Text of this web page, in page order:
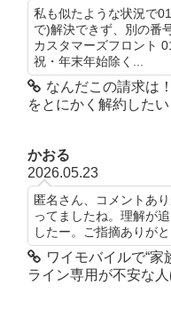
私も似たような状況で
で)解決できず、別の番
カスタマーズフロント
祝・年末年始除く...
なんだこの請求は
をとにかく解約した
かおる
2026.05.23
匿名さん、コメントあ
ってましたね。理解が
したー。ご指摘ありが
ワイモバイルで“家
ライン専用が不安な